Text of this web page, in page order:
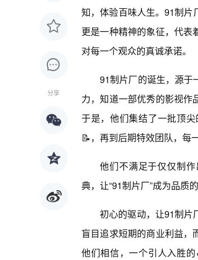
分享
知，体验百味人生。91制片
更是一种精神的象征，代表
对每一个观众的真诚承诺。
91制片厂的诞生，源于
力，知道一部优秀的影视作
于是，他们集结了一批顶
📝，再到后期特效团队，每
他们不满足于仅仅制
典，让“91制片厂”成为品质
初心的驱动，让91制片
盲目追求短期的商业利益，
他们相信，一个引人入胜